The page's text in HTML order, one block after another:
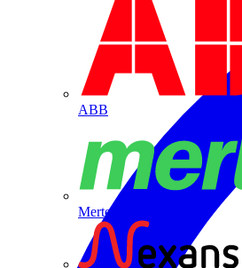
ABB
Merten